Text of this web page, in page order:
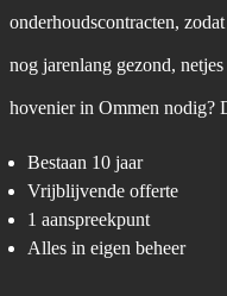
onderhoudscontracten,
nog jarenlang gezond,
hovenier in Ommen nodig?
Bestaan 10 jaar
Vrijblijvende offerte
1 aanspreekpunt
Alles in eigen beheer